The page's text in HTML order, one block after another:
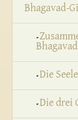
Bhagavad-
Die Seele
Die drei